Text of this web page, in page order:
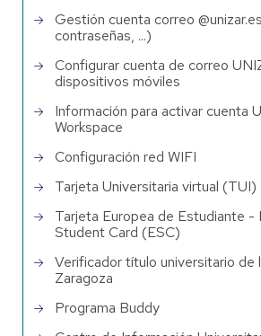
Gestión cuenta correo
contraseñas, ...)
Configurar cuenta de correo
dispositivos móviles
Información para activar cuenta
Workspace
Configuración red WIFI
Tarjeta Universitaria virtual (TUI)
Tarjeta Europea de Estudiante -
Student Card (ESC)
Verificador título universitario de
Zaragoza
Programa Buddy